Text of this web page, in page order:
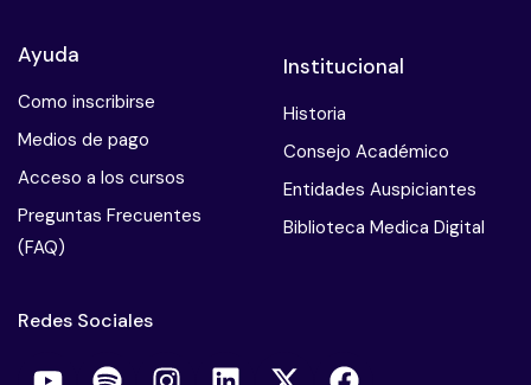
Ayuda
Como inscribirse
Medios de pago
Acceso a los cursos
Preguntas Frecuentes
(FAQ)
Institucional
Historia
Consejo Académico
Entidades Auspiciantes
Biblioteca Medica Digital
Redes Sociales